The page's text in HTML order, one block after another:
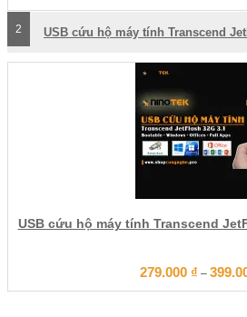
2 USB cứu hộ máy tính Transcend
USB cứu hộ máy tính Transcend
279.000 ₫ –